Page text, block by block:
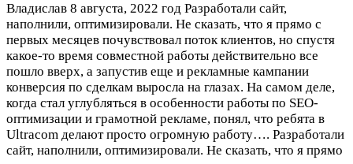
Владислав 8 августа, 2022 год Разработали сайт,
наполнили, оптимизировали. Не сказать, что я прямо с
первых месяцев почувствовал поток клиентов, но спустя
какое-то время совместной работы действительно все
пошло вверх, а запустив еще и рекламные кампании
конверсия по сделкам выросла на глазах. На самом деле,
когда стал углубляться в особенности работы по SEO-
оптимизации и грамотной рекламе, понял, что ребята в
Ultracom делают просто огромную работу…. Разработали
сайт, наполнили, оптимизировали. Не сказать, что я прямо